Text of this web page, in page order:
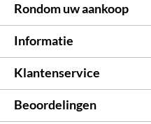
Rondom uw aankoop
Informatie
Klantenservice
Beoordelingen